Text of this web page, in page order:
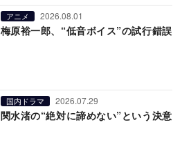
アニメ 2026.08.01
梅原裕一郎、“低音ボイス”の試行錯誤
国内ドラマ 2026.07.29
関水渚の“絶対に諦めない”という決意